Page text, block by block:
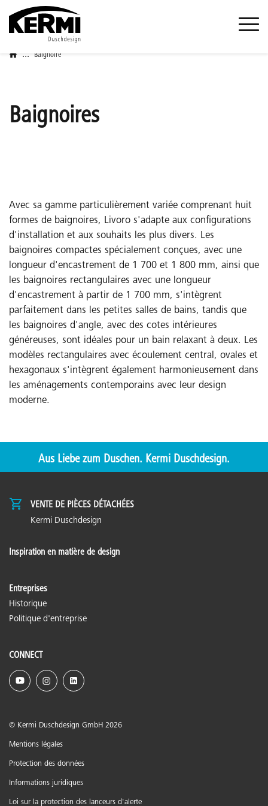
... Baignoire
Baignoires
Avec sa gamme particulièrement variée comprenant huit
formes de baignoires, Livoro s'adapte aux configurations
d'installation et aux souhaits les plus divers. Les
baignoires compactes spécialement conçues, avec une
longueur d'encastrement de 1 700 et 1 800 mm, ainsi que
les baignoires rectangulaires avec une longueur
d'encastrement à partir de 1 700 mm, s'intègrent
parfaitement dans les petites salles de bains, tandis que
les baignoires d'angle, avec des cotes intérieures
généreuses, sont idéales pour un bain relaxant à deux. Les
modèles rectangulaires avec écoulement central, ovales et
hexagonaux s'intègrent également harmonieusement dans
les aménagements contemporains avec leur design
moderne.
Aus Liebe zum Duschen. Kermi Duschdesign.
VENTE DE PIÈCES DÉTACHÉES
Kermi Duschdesign
Inspiration en matière de design
Entreprises
Historique
Politique d'entreprise
CONNECT
© Kermi Duschdesign GmbH 2026
Mentions légales
Protection des données
Informations juridiques
Loi sur la protection des lanceurs d'alerte